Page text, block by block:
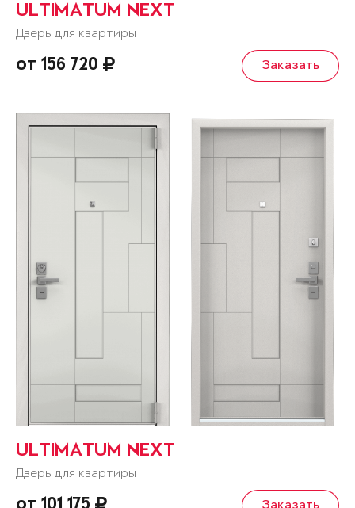
ULTIMATUM NEXT
Дверь для квартиры
от 156 720 Заказать
ULTIMATUM NEXT
Дверь для квартиры